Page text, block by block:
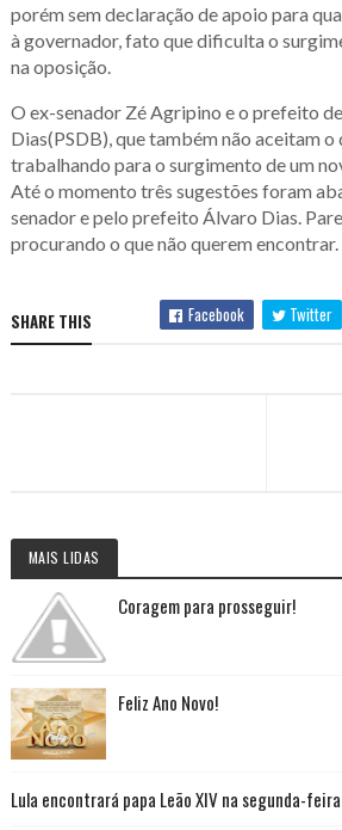
porém sem declaração de apoio para
à governador, fato que dificulta o
na oposição.
O ex-senador Zé Agripino e o prefeito
Dias(PSDB), que também não aceitam o
trabalhando para o surgimento de um
Até o momento três sugestões foram
senador e pelo prefeito Álvaro Dias.
procurando o que não querem encontrar.
SHARE THIS Facebook Twitter
MAIS LIDAS
Coragem para prosseguir!
Feliz Ano Novo!
Lula encontrará papa Leão XIV na segunda-